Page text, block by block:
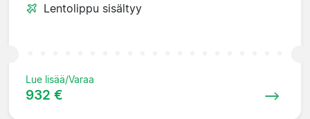
Lentolippu sisältyy
Lue lisää/Varaa
932 €